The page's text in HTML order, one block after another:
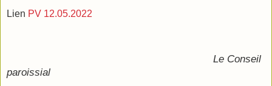
Lien PV 12.05.2022
Le Conseil
paroissial